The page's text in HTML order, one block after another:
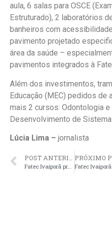
aula, 6 salas para OSCE
Estruturado), 2 laboratórios
banheiros com
pavimento projetado
área da saúde –
pavimentos integrados à
Além dos investimentos,
Educação (MEC) pedidos de
mais 2 cursos: Odontologia
Desenvolvimento de
Lúcia Lima – jornalista
POST ANTERIOR
Fatec Ivaiporã protocola no MEC pedidos para cursos de Odontologia e Análise de Sistemas